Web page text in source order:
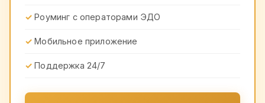
Роуминг с операторами ЭДО
Мобильное приложение
Поддержка 24/7